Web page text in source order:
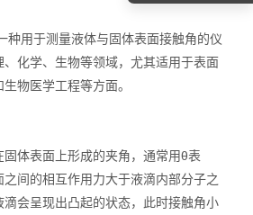
析
立叶）
子力
种用于测量液体与固体表面接触角的仪
化学、生物等领域，尤其适用于表面
物医学工程等方面。
体表面上形成的夹角，通常用θ表
间的相互作用力大于液滴内部分子之
会呈现出凸起的状态，此时接触角小